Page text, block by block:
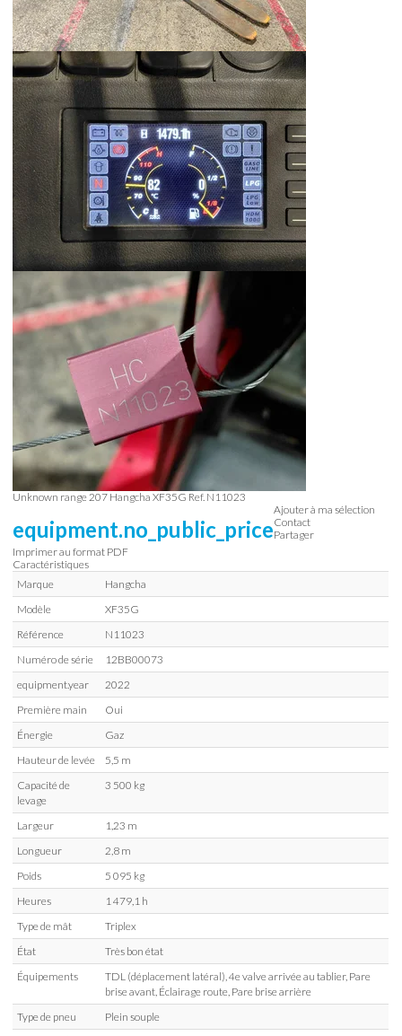
Unknown range 207 HangchaXF35G Ref. N11023
equipment.no_public_price
Ajouter à ma sélection
Contact
Partager
Imprimer au format PDF
Caractéristiques
Marque
Hangcha
Modèle
XF35G
Référence
N11023
Numéro de série
12BB00073
equipment.year
2022
Première main
Oui
Énergie
Gaz
Hauteur de levée
5,5 m
Capacité de
levage
3 500 kg
Largeur
1,23 m
Longueur
2,8 m
Poids
5 095 kg
Heures
1 479,1 h
Type de mât
Triplex
État
Très bon état
Équipements
TDL (déplacement latéral), 4e valve arrivée au tablier, Pare
brise avant, Éclairage route, Pare brise arrière
Type de pneu
Plein souple